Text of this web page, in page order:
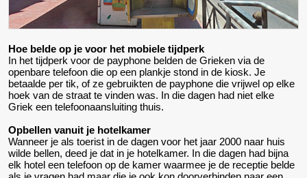
Hoe belde op je voor het mobiele tijdperk
In het tijdperk voor de payphone belden de Grieken via de
openbare telefoon die op een plankje stond in de kiosk. Je
betaalde per tik, of ze gebruikten de payphone die vrijwel op elke
hoek van de straat te vinden was. In die dagen had niet elke
Griek een telefoonaansluiting thuis.
Opbellen vanuit je hotelkamer
Wanneer je als toerist in de dagen voor het jaar 2000 naar huis
wilde bellen, deed je dat in je hotelkamer. In die dagen had bijna
elk hotel een telefoon op de kamer waarmee je de receptie belde